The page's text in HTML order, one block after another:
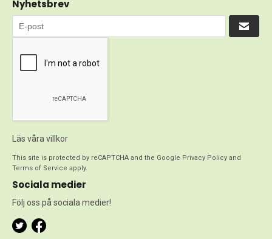
Nyhetsbrev
Läs våra villkor
This site is protected by reCAPTCHA and the Google Privacy Policy and
Terms of Service apply.
Sociala medier
Följ oss på sociala medier!